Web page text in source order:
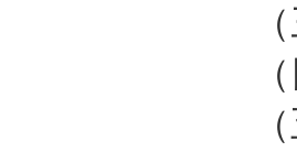
（三
（四
（五